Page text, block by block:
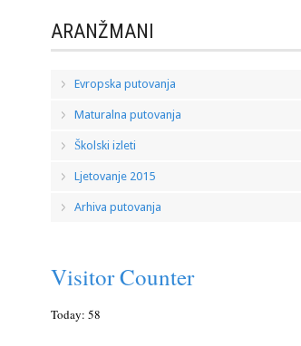
ARANŽMANI
Evropska putovanja
Maturalna putovanja
Školski izleti
Ljetovanje 2015
Arhiva putovanja
Visitor Counter
Today: 58